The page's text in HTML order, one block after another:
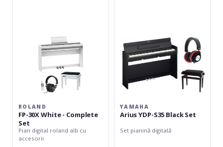
ROLAND
FP-30X White - Complete
Set
Pian digital roland alb cu
accesorii
YAMAHA
Arius YDP-S35 Black Set
Set pianină digitală